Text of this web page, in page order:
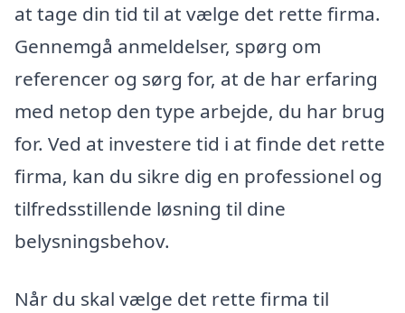
at tage din tid til at vælge det rette firma.
Gennemgå anmeldelser, spørg om
referencer og sørg for, at de har erfaring
med netop den type arbejde, du har brug
for. Ved at investere tid i at finde det rette
firma, kan du sikre dig en professionel og
tilfredsstillende løsning til dine
belysningsbehov.
Når du skal vælge det rette firma til